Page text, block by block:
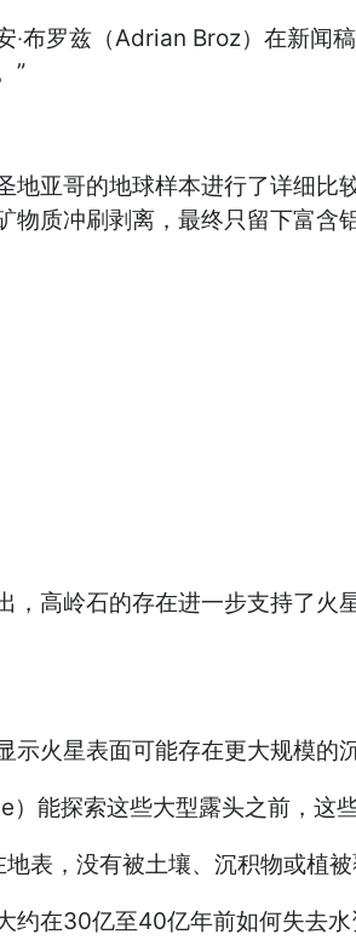
罗兹（Adrian Broz）在新闻
”
哥的地球样本进行了详细比
质冲刷剥离，最终只留下富含
岭石的存在进一步支持了火
火星表面可能存在更大规模的沉
探索这些大型露头之前，这些
，没有被土壤、沉积物或植被
在30亿至40亿年前如何失去水